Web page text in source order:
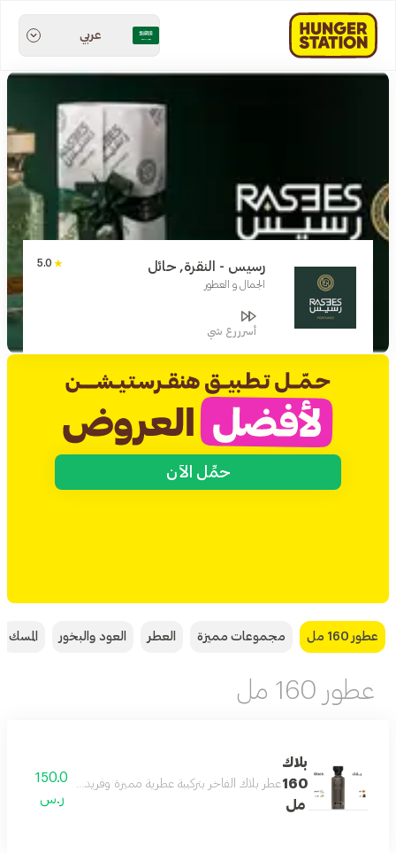
عربي
رسيس - النقرة, حائل
الجمال و العطور
5.0
أسرررع شي
حمِّل الآن
عطور 160 مل مجموعات مميزة العطر العود والبخور المسك
عطور 160 مل
بلاك
160
مل
عطر بلاك الفاخر بتركيبة عطرية مميزة وفريدة بحجم 160 مل يدوم طويلا على البشرة ويمنحك إحساسا بالثقة والأناقة طوال اليوم
150.0
ر.س